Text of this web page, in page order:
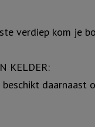
verdiep kom je
KELDER:
beschikt